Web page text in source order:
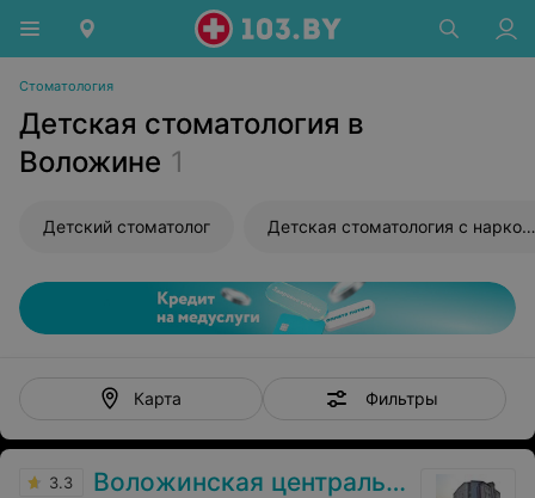
Стоматология
Детская стоматология в
Воложине 1
Детский стоматолог Детская стоматология с наркозом
Карта Фильтры
3.3 Воложинская центральная районная больница